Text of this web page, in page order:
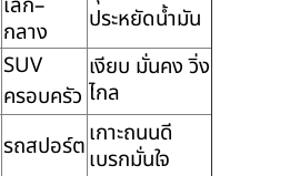
กลาง
ประหยัดน้ำมัน
SUV
ครอบครัว
เงียบ มั่นคง วิ่ง
ไกล
รถสปอร์ตเกาะถนนดี
เบรกมั่นใจ